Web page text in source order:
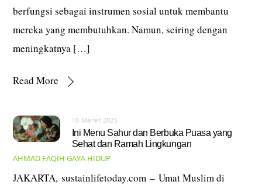
berfungsi sebagai instrumen sosial untuk membantu
mereka yang membutuhkan. Namun, seiring dengan
meningkatnya […]
Read More
10 Maret 2025
Ini Menu Sahur dan Berbuka Puasa yang
Sehat dan Ramah Lingkungan
AHMAD FAQIH GAYA HIDUP
JAKARTA, sustainlifetoday.com – Umat Muslim di